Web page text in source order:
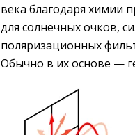
века благодаря химии
для солнечных очков,
поляризационных
Обычно в их основе —